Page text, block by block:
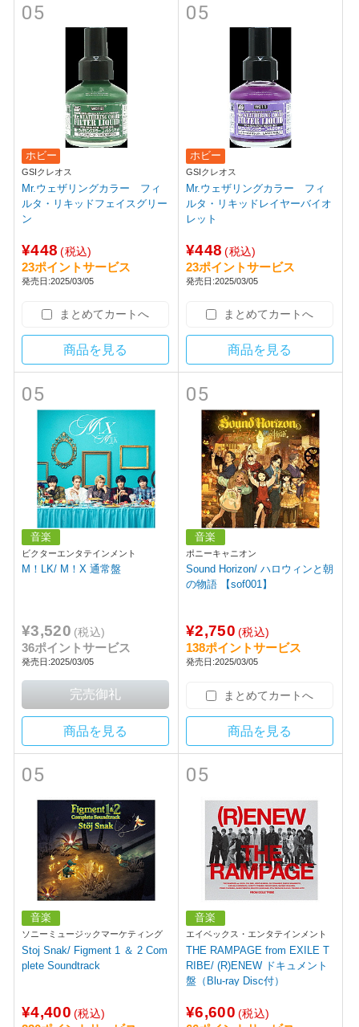
05
ホビー
GSIクレオス
Mr.ウェザリングカラー フィ
ルタ・リキッドフェイスグリー
ン
¥448 (税込)
23ポイントサービス
発売日:2025/03/05
まとめてカートへ
商品を見る
05
ホビー
GSIクレオス
Mr.ウェザリングカラー フィ
ルタ・リキッドレイヤーバイオ
レット
¥448 (税込)
23ポイントサービス
発売日:2025/03/05
まとめてカートへ
商品を見る
05
音楽
ビクターエンタテインメント
M！LK/ M！X 通常盤
¥3,520 (税込)
36ポイントサービス
発売日:2025/03/05
商品を見る
05
音楽
ポニーキャニオン
Sound Horizon/ ハロウィンと朝
の物語 【sof001】
¥2,750 (税込)
138ポイントサービス
発売日:2025/03/05
まとめてカートへ
商品を見る
05
音楽
ソニーミュージックマーケティング
Stoj Snak/ Figment 1 ＆ 2 Com
plete Soundtrack
¥4,400 (税込)
05
音楽
エイベックス・エンタテインメント
THE RAMPAGE from EXILE T
RIBE/ (R)ENEW ドキュメント
盤（Blu-ray Disc付）
¥6,600 (税込)